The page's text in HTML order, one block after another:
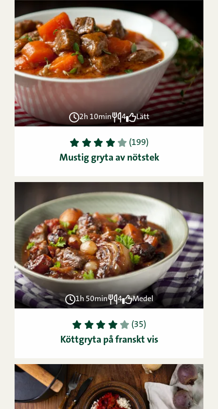
2h 10min 4 Lätt
1 2 3 4 5 (199)
Mustig gryta av nötstek
1h 50min 4 Medel
1 2 3 4 5 (35)
Köttgryta på franskt vis